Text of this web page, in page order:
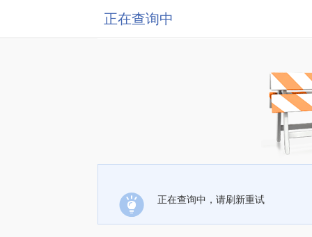
正在查询中
正在查询中，请刷新重试